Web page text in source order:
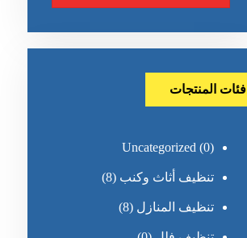
فئات المنتجات
Uncategorized (0)
تنظيف أثاث وكنب (8)
تنظيف المنازل (8)